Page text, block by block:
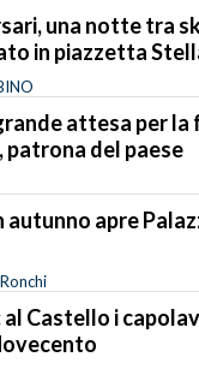
una notte tra
in piazzetta
attesa per la
patrona del paese
autunno apre
Castello i